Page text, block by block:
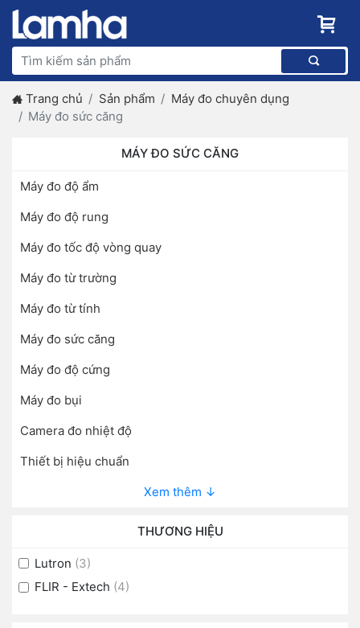
Trang chủ Sản phẩm
Máy đo chuyên dụng
Máy đo sức căng
MÁY ĐO SỨC CĂNG
Máy đo độ ẩm
Máy đo độ rung
Máy đo tốc độ vòng quay
Máy đo từ trường
Máy đo từ tính
Máy đo sức căng
Máy đo độ cứng
Máy đo bụi
Camera đo nhiệt độ
Thiết bị hiệu chuẩn
Xem thêm ↓
THƯƠNG HIỆU
Lutron (3)
FLIR - Extech (4)